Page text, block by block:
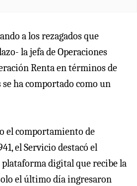
a los rezagados que
la jefa de Operaciones
Renta en términos de
ha comportado como un
el comportamiento de
el Servicio destacó el
digital que recibe la
el último día ingresaron